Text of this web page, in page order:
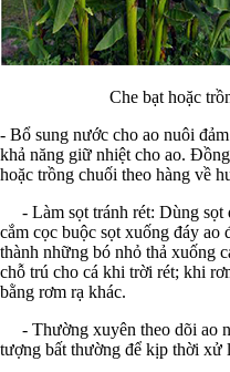
Che bạt hoặc
- Bổ sung nước cho ao nuôi
khả năng giữ nhiệt cho ao.
hoặc trồng chuối theo hàng về
- Làm sọt tránh rét: Dùng sọt
cắm cọc buộc sọt xuống đáy ao
thành những bó nhỏ thả xuống
chỗ trú cho cá khi trời rét; khi
bằng rơm rạ khác.
- Thường xuyên theo dõi ao
tượng bất thường để kịp thời xử